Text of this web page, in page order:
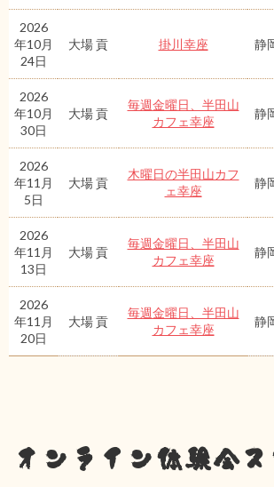
2026
年10月
24日
大場 貢 掛川幸座 静
2026
年10月
30日
大場 貢
毎週金曜日、半田山
カフェ幸座
静
2026
年11月
5日
大場 貢
木曜日の半田山カフ
ェ幸座
静
2026
年11月
13日
大場 貢
毎週金曜日、半田山
カフェ幸座
静
2026
年11月
20日
大場 貢
毎週金曜日、半田山
カフェ幸座
静
オンライン体験会